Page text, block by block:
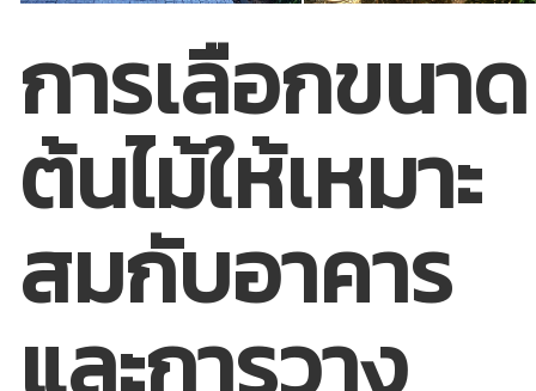
การเลือกขนาด
ต้นไม้ให้เหมาะ
สมกับอาคาร